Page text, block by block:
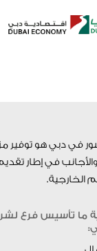
في دبي هو توفير
والأجانب في إطار
الخارجية.
ما تأسيس فرع